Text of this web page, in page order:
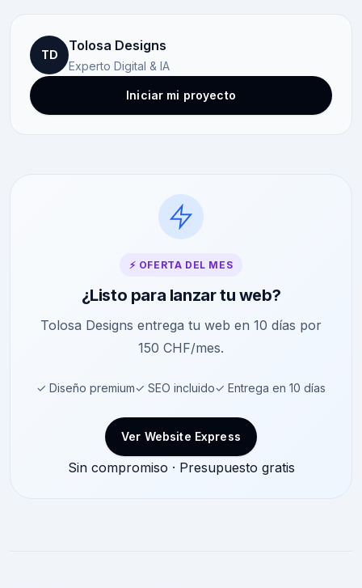
TD
Tolosa Designs
Experto Digital & IA
Iniciar mi proyecto
⚡ OFERTA DEL MES
¿Listo para lanzar tu web?
Tolosa Designs entrega tu web en 10 días por
150 CHF/mes.
✓ Diseño premium✓ SEO incluido✓ Entrega en 10 días
Ver Website Express
Sin compromiso · Presupuesto gratis